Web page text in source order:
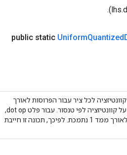
public static UniformQuantized
לכל ציר עבור הפרוסות לאורך
ממד זה. אם מוגדר ל-1 (ברירת מחדל), זה מצביע על קוונטיזציה לפי טנסור. עבור פלט dot op,
רק קוונטיזציה לפי טנסור או קוונטיזציה לכל ערוץ לאורך ממד 1 נתמכת. לפיכך, תכונה זו חייבת